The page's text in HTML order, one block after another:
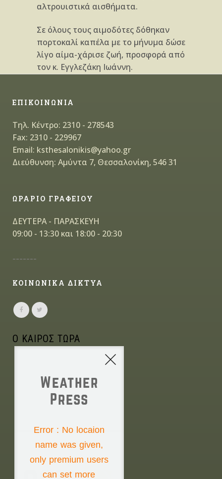
αλτρουιστικά αισθήματα.
Σε όλους τους αιμοδότες δόθηκαν
πορτοκαλί καπέλα με το μήνυμα δώσε
λίγο αίμα-χάρισε ζωή, προσφορά από
τον κ. Εγγλεζάκη Ιωάννη.
ΕΠΙΚΟΙΝΩΝΙΑ
Τηλ. Κέντρο: 2310 - 278543
Fax: 2310 - 229967
Email: ksthesalonikis@yahoo.gr
Διεύθυνση: Αμύντα 7, Θεσσαλονίκη, 546 31
ΩΡΑΡΙΟ ΓΡΑΦΕΙΟΥ
ΔΕΥΤΕΡΑ - ΠΑΡΑΣΚΕΥΗ
09:00 - 13:30 και 18:00 - 20:30
-------
ΚΟΙΝΩΝΙΚΑ ΔΙΚΤΥΑ
Ο ΚΑΙΡΟΣ ΤΩΡΑ
Weather
Press
Error : No locaion
name was given,
only premium users
can set more
Friday the 7th